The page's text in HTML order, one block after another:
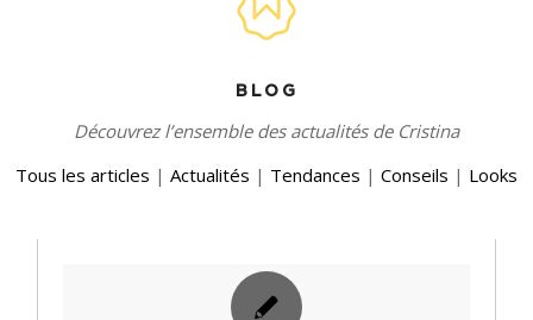
BLOG
Découvrez l’ensemble des actualités de Cristina
Tous les articles | Actualités | Tendances | Conseils | Looks